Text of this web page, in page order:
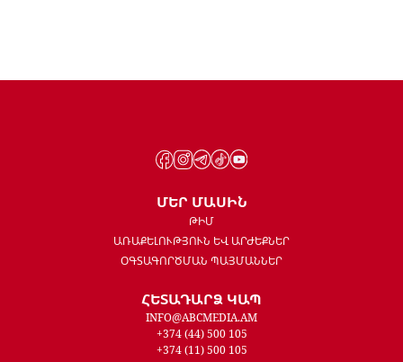
ՄԵՐ ՄԱՍԻՆ
ԹԻՄ
ԱՌԱՔԵԼՈՒԹՅՈՒՆ ԵՎ ԱՐԺԵՔՆԵՐ
ՕԳՏԱԳՈՐԾՄԱՆ ՊԱՅՄԱՆՆԵՐ
ՀԵՏԱԴԱՐՁ ԿԱՊ
INFO@ABCMEDIA.AM
+374 (44) 500 105
+374 (11) 500 105